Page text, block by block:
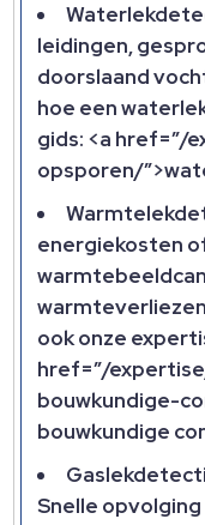
leidingen,
doorslaand
hoe een
gids: <a href=”/
opsporen/
energiekosten
ook onze
href=”/
bouwkundige-
bouwkundige
Snelle